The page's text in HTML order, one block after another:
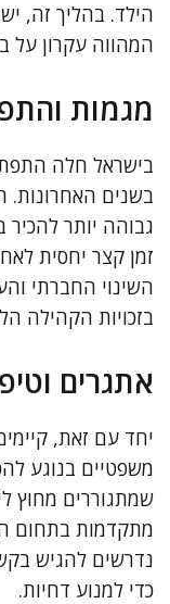
הילד. בהליך זה,
המהווה עקרון על
מגמות
בישראל חלה
בשנים האחרונות.
גבוהה יותר
זמן קצר יחסית
השינוי החברתי
בזכויות הקהילה
אתגרים
יחד עם זאת,
משפטיים בנוגע
שמתגוררים מחוץ
מתקדמות בתחום
נדרשים להגיש
כדי למנוע דחיות.